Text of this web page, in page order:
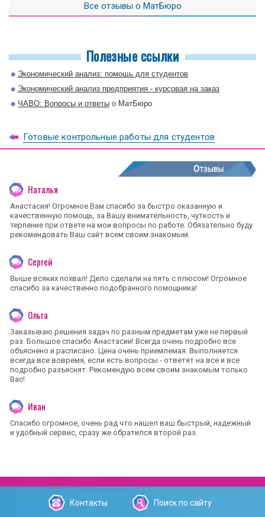
Все отзывы о МатБюро
Полезные ссылки
Экономический анализ: помощь для студентов
Экономический анализ предприятия - курсовая на заказ
ЧАВО: Вопросы и ответы о МатБюро
Готовые контрольные работы для студентов
Отзывы
Наталья
Анастасия! Огромное Вам спасибо за быстро оказанную и
качественную помощь, за Вашу внимательность, чуткость и
терпение при ответе на мои вопросы по работе. Обязательно буду
рекомендовать Ваш сайт всем своим знакомым.
Сергей
Выше всяких похвал! Дело сделали на пять с плюсом! Огромное
спасибо за качественно подобранного помощника!
Ольга
Заказываю решения задач по разным предметам уже не первый
раз. Большое спасибо Анастасии! Всегда очень подробно все
объяснено и расписано. Цена очень приемлемая. Выполняется
всегда все вовремя, если есть вопросы - ответят на все и все
подробно разъяснят. Рекомендую всем своим знакомым только
Вас!
Иван
Спасибо огромное, очень рад что нашел ваш быстрый, надежный
и удобный сервис, сразу же обратился второй раз.
Контакты Поиск по сайту